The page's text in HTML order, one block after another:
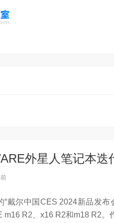
外星人笔记本
“戴尔中国CES 2024新品发
m16 R2、x16 R2和m18 R2